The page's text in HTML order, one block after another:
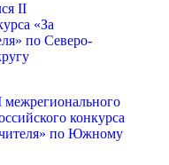
II
«За
по Северо-
конкурса
по Южному